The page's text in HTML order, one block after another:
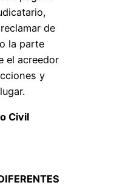
de
la parte
el acreedor
y
Civil